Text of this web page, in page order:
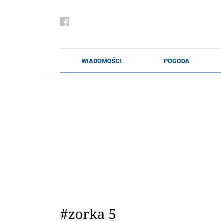
#zorka 5